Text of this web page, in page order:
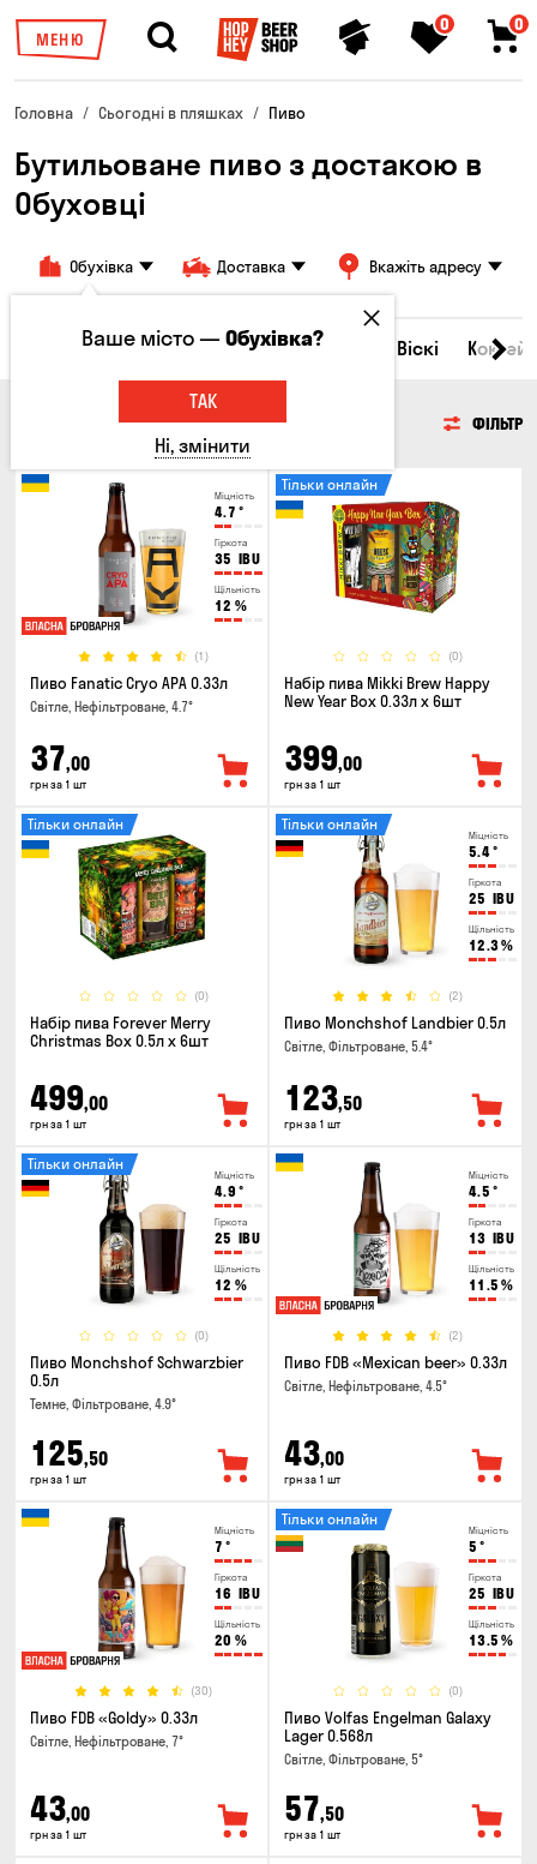
МЕНЮ
0 0
Головна Сьогодні в пляшках Пиво
Бутильоване пиво з достакою в
Обуховці
Обухівка Доставка Вкажіть адресу
Всі товари Пиво Сидр Віскі
ФІЛЬТР
Міцність
4.7 °
Гіркота
35 IBU
Щільність
12 %
(1)
Пиво Fanatic Cryo APA 0.33л
Світле, Нефільтроване, 4.7°
37,00
грн за 1 шт
(0)
Тільки онлайн
Набір пива Mikki Brew Happy
New Year Box 0.33л x 6шт
399,00
грн за 1 шт
(0)
Тільки онлайн
Набір пива Forever Merry
Christmas Box 0.5л x 6шт
499,00
грн за 1 шт
Міцність
5.4°
Гіркота
25 IBU
Щільність
12.3%
(2)
Тільки онлайн
Пиво Monchshof Landbier 0.5л
Світле, Фільтроване, 5.4°
123,50
грн за 1 шт
Міцність
4.9 °
Гіркота
25 IBU
Щільність
12 %
(0)
Тільки онлайн
Пиво Monchshof Schwarzbier
0.5л
Темне, Фільтроване, 4.9°
125,50
грн за 1 шт
Міцність
4.5 °
Гіркота
13 IBU
Щільність
11.5 %
(2)
Пиво FDB «Mexican beer» 0.33л
Світле, Нефільтроване, 4.5°
43,00
грн за 1 шт
Міцність
7 °
Гіркота
16 IBU
Щільність
20 %
(30)
Пиво FDB «Goldy» 0.33л
Світле, Нефільтроване, 7°
43,00
грн за 1 шт
Міцність
5 °
Гіркота
25 IBU
Щільність
13.5 %
(0)
Тільки онлайн
Пиво Volfas Engelman Galaxy
Lager 0.568л
Світле, Фільтроване, 5°
57,50
грн за 1 шт
Ваше місто —Обухівка?
ТАК
Ні, змінити